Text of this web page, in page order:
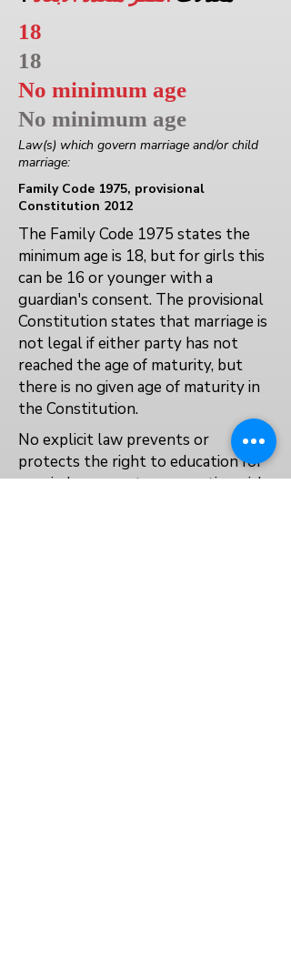
18
18
No minimum age
No minimum age
Law(s) which govern marriage and/or child
marriage:
Family Code 1975, provisional
Constitution 2012
The Family Code 1975 states the
minimum age is 18, but for girls this
can be 16 or younger with a
guardian's consent. The provisional
Constitution states that marriage is
not legal if either party has not
reached the age of maturity, but
there is no given age of maturity in
the Constitution.
No explicit law prevents or
protects the right to education for
married, pregnant, or parenting girls.